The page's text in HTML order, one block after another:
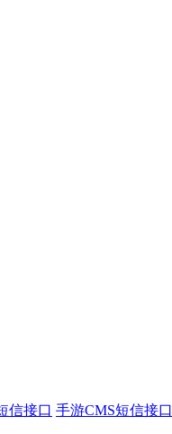
信接口 手游CMS短信接口